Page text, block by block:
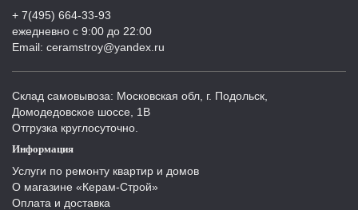
+ 7(495) 664-33-93
ежедневно с 9:00 до 22:00
Email: ceramstroy@yandex.ru
Склад самовывоза: Московская обл, г. Подольск,
Домодедовское шоссе, 1В
Отгрузка круглосуточно.
Информация
Услуги по ремонту квартир и домов
О магазине «Керам-Строй»
Оплата и доставка